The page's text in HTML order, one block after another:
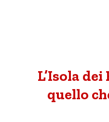
L’Isola
quello